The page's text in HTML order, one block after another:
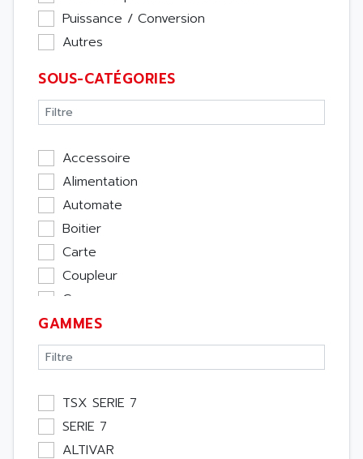
Puissance / Conversion
Autres
SOUS-CATÉGORIES
Accessoire
Alimentation
Automate
Boitier
Carte
Coupleur
Cpu
Ecran
Entrée / Sortie
Memoire
Module Métier
Moteur
Pupitre Opérateur
GAMMES
TSX SERIE 7
SERIE 7
ALTIVAR